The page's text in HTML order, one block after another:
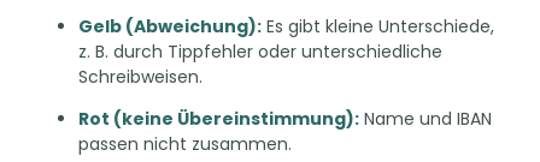
Gelb (Abweichung): Es gibt kleine Unterschiede,
z. B. durch Tippfehler oder unterschiedliche
Schreibweisen.
Rot (keine Übereinstimmung): Name und IBAN
passen nicht zusammen.